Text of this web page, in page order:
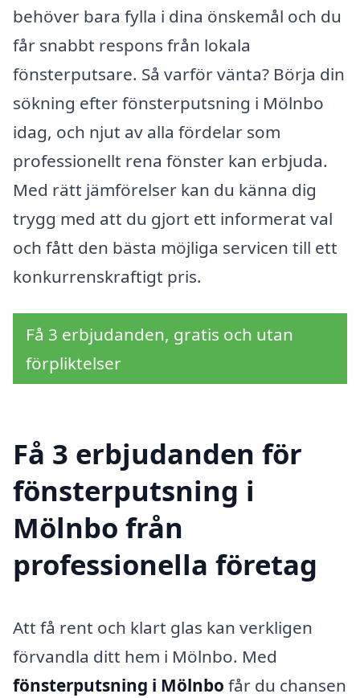
behöver bara fylla i dina önskemål och du
får snabbt respons från lokala
fönsterputsare. Så varför vänta? Börja din
sökning efter fönsterputsning i Mölnbo
idag, och njut av alla fördelar som
professionellt rena fönster kan erbjuda.
Med rätt jämförelser kan du känna dig
trygg med att du gjort ett informerat val
och fått den bästa möjliga servicen till ett
konkurrenskraftigt pris.
Få 3 erbjudanden, gratis och utan
förpliktelser
Få 3 erbjudanden för
fönsterputsning i
Mölnbo från
professionella företag
Att få rent och klart glas kan verkligen
förvandla ditt hem i Mölnbo. Med
fönsterputsning i Mölnbo får du chansen